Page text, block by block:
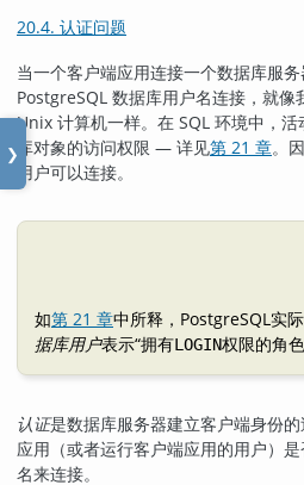
❯
20.4. 认证问题
当一个客户端应用连接一个数据库服
PostgreSQL 数据库用户名连接，就像
Unix 计算机一样。在 SQL 环境中，
库对象的访问权限 — 详见第 21 章。
用户可以连接。
如第 21 章中所释， PostgreSQL实
据库用户表示“拥有LOGIN权限的角色
认证是数据库服务器建立客户端身份
应用（或者运行客户端应用的用户）
名来连接。